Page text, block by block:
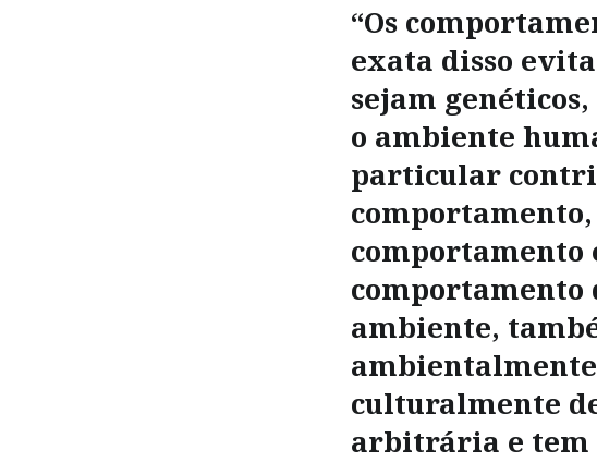
“Os
exata disso
sejam
o ambiente
particular
comportamento
comportamento
ambiente,
culturalmente
arbitrária e tem